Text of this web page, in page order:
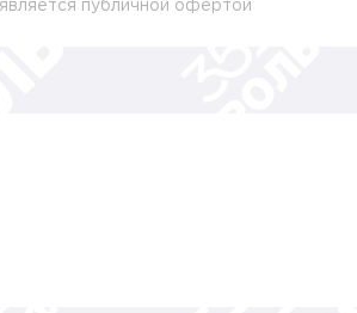
публичной офертой